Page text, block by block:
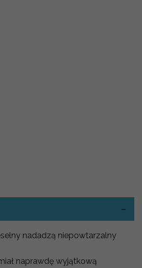
nadadzą niepowtarzalny
naprawdę wyjątkową